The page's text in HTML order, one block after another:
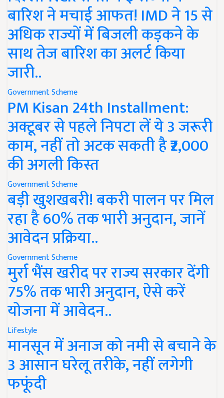
बारिश ने मचाई आफत! IMD ने 15 से
अधिक राज्यों में बिजली कड़कने के
साथ तेज बारिश का अलर्ट किया
जारी..
Government Scheme
PM Kisan 24th Installment:
अक्टूबर से पहले निपटा लें ये 3 जरूरी
काम, नहीं तो अटक सकती है ₹2,000
की अगली किस्त
Government Scheme
बड़ी खुशखबरी! बकरी पालन पर मिल
रहा है 60% तक भारी अनुदान, जानें
आवेदन प्रक्रिया..
Government Scheme
मुर्रा भैंस खरीद पर राज्य सरकार देंगी
75% तक भारी अनुदान, ऐसे करें
योजना में आवेदन..
Lifestyle
मानसून में अनाज को नमी से बचाने के
3 आसान घरेलू तरीके, नहीं लगेगी
फफूंदी